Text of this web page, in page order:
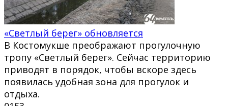
«Светлый берег» обновляется
В Костомукше преображают прогулочную
тропу «Светлый берег». Сейчас территорию
приводят в порядок, чтобы вскоре здесь
появилась удобная зона для прогулок и
отдыха.